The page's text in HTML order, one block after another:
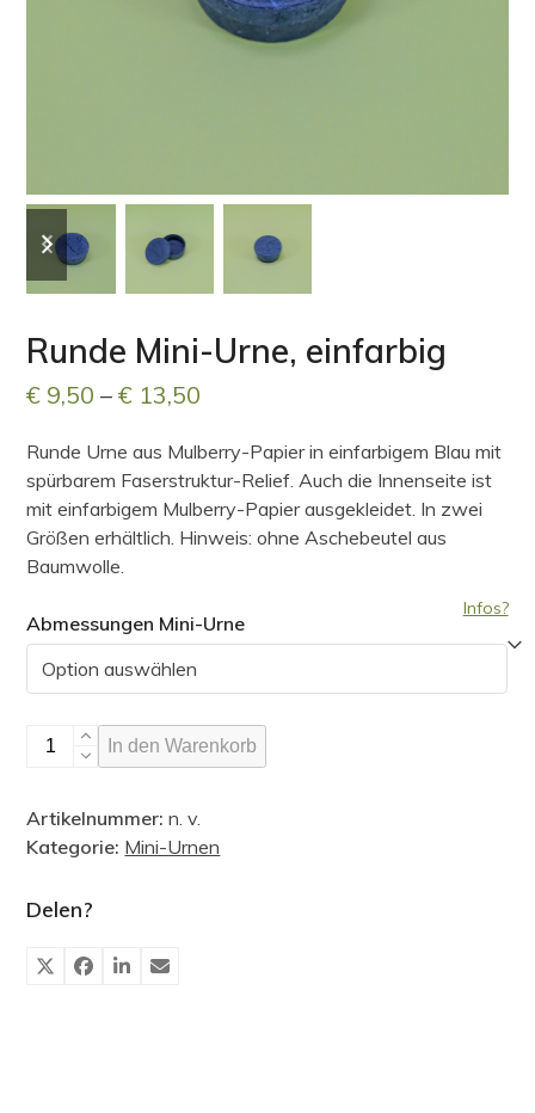
slide
slide
Runde Mini-Urne, einfarbig
€ 9,50 –€ 13,50
bis
€ 13,50
Runde Urne aus Mulberry-Papier in einfarbigem Blau mit
spürbarem Faserstruktur-Relief. Auch die Innenseite ist
mit einfarbigem Mulberry-Papier ausgekleidet. In zwei
Größen erhältlich. Hinweis: ohne Aschebeutel aus
Baumwolle.
Infos?
Abmessungen Mini-Urne
Runde
einfarbig
Menge
In den Warenkorb
Artikelnummer:n. v.
Kategorie: Mini-Urnen
Delen?